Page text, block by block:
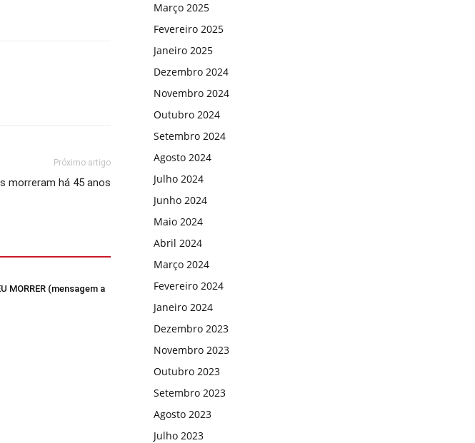
Próximo artigo
morreram há 45 anos
MORRER (mensagem a
Março 2025
Fevereiro 2025
Janeiro 2025
Dezembro 2024
Novembro 2024
Outubro 2024
Setembro 2024
Agosto 2024
Julho 2024
Junho 2024
Maio 2024
Abril 2024
Março 2024
Fevereiro 2024
Janeiro 2024
Dezembro 2023
Novembro 2023
Outubro 2023
Setembro 2023
Agosto 2023
Julho 2023